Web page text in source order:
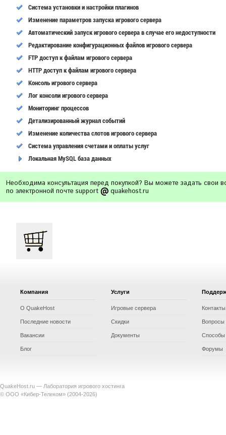
Cистема установки и настройки плагинов
Изменение параметров запуска игрового сервера
Автоматический запуск игрового сервера в случае его недоступности
Редактирование конфигурационных файлов игрового сервера
FTP доступ к файлам игрового сервера
HTTP доступ к файлам игрового сервера
Консоль игрового сервера
Лог консоли игрового сервера
Мониторинг процессов
Детализированный журнал событий
Изменение количества слотов игрового сервера
Система управления счетами и оплаты услуг
Локальная MySQL база данных
Необходима консультация перед покупкой? Вы можете задать свои
по электронной почте support
quakehost.ru
Компания
О QuakeHost
Последние новости
Вакансии
Блог
Услуги
Игровые сервера
Скидки
Документы
Контакты
Вопросы
Способы
Форумы
QuakeHost.ru — Лаборатория игрового хостинга
© ООО «Кибер-Телеком» (2004-2026)